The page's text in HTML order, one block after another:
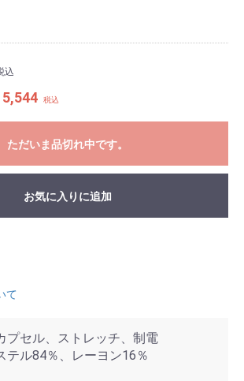
込
5,544 税込
ただいま品切れ中です。
お気に入りに追加
て
プセル、ストレッチ、制電
テル84％、レーヨン16％